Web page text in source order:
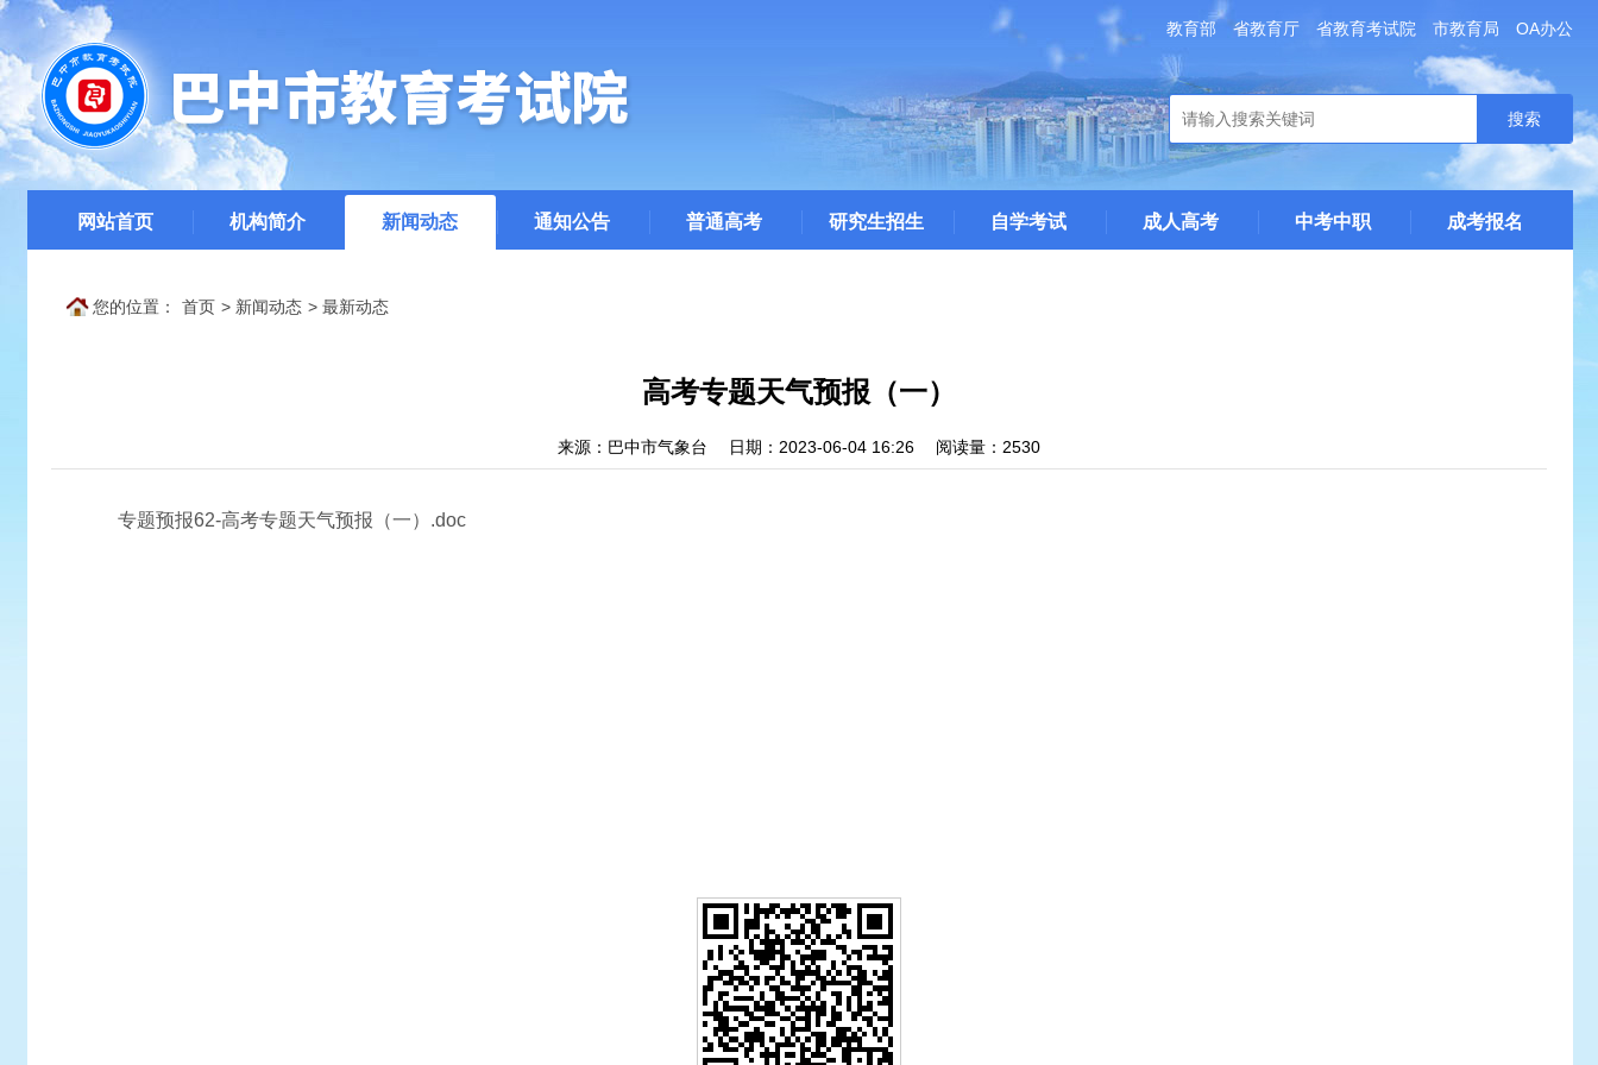
教育部 省教育厅 省教育考试院 市教育局 OA办公
搜索
网站首页 机构简介 新闻动态 通知公告 普通高考 研究生招生 自学考试 成人高考 中考中职 成考报名
您的位置： 首页 > 新闻动态 > 最新动态
高考专题天气预报（一）
来源：巴中市气象台 日期：2023-06-04 16:26 阅读量：2530
专题预报62-高考专题天气预报（一）.doc